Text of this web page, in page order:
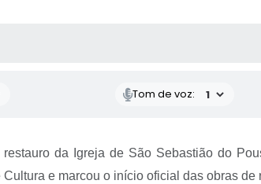
Tom de voz:
da Igreja de São Sebastião do
e marcou o início oficial das obras de